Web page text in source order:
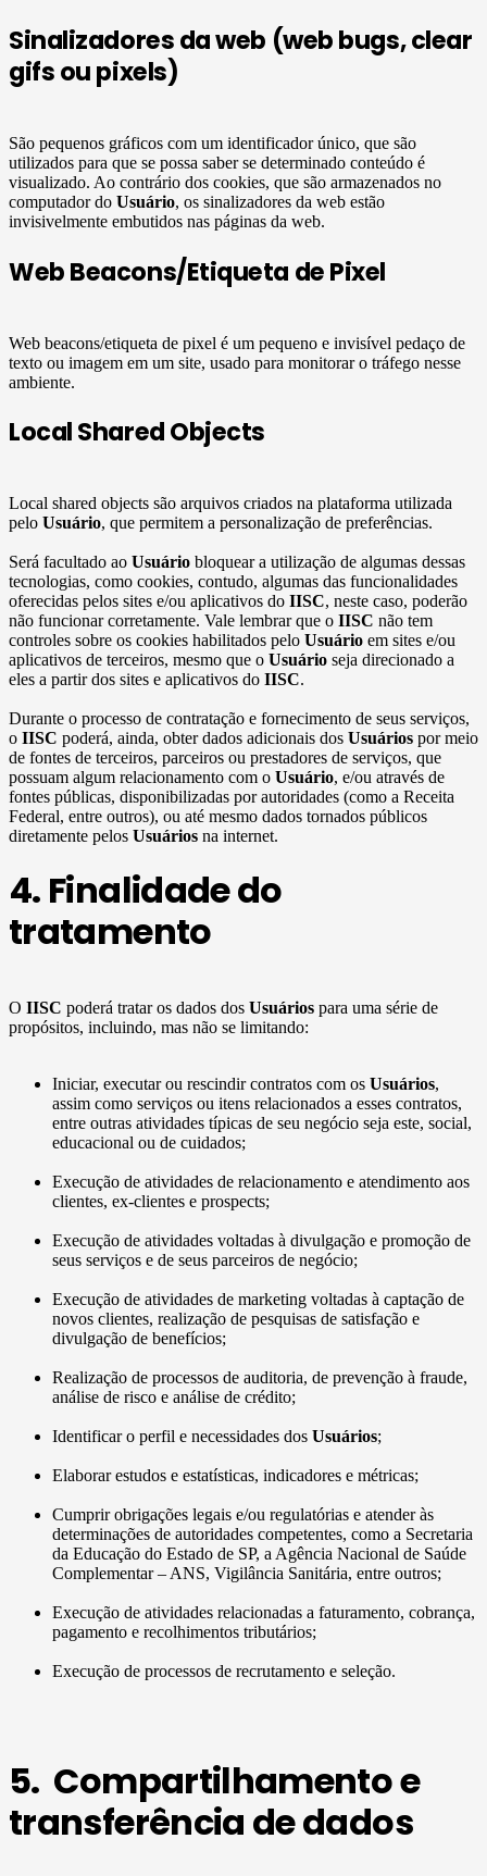
Sinalizadores da web (web bugs, clear
gifs ou pixels)
São pequenos gráficos com um identificador único, que são
utilizados para que se possa saber se determinado conteúdo é
visualizado. Ao contrário dos cookies, que são armazenados no
computador do Usuário, os sinalizadores da web estão
invisivelmente embutidos nas páginas da web.
Web Beacons/Etiqueta de Pixel
Web beacons/etiqueta de pixel é um pequeno e invisível pedaço de
texto ou imagem em um site, usado para monitorar o tráfego nesse
ambiente.
Local Shared Objects
Local shared objects são arquivos criados na plataforma utilizada
pelo Usuário, que permitem a personalização de preferências.
Será facultado ao Usuário bloquear a utilização de algumas dessas
tecnologias, como cookies, contudo, algumas das funcionalidades
oferecidas pelos sites e/ou aplicativos do IISC, neste caso, poderão
não funcionar corretamente. Vale lembrar que o IISC não tem
controles sobre os cookies habilitados pelo Usuário em sites e/ou
aplicativos de terceiros, mesmo que o Usuário seja direcionado a
eles a partir dos sites e aplicativos do IISC.
Durante o processo de contratação e fornecimento de seus serviços,
o IISC poderá, ainda, obter dados adicionais dos Usuários por meio
de fontes de terceiros, parceiros ou prestadores de serviços, que
possuam algum relacionamento com o Usuário, e/ou através de
fontes públicas, disponibilizadas por autoridades (como a Receita
Federal, entre outros), ou até mesmo dados tornados públicos
diretamente pelos Usuários na internet.
4. Finalidade do
tratamento
O IISC poderá tratar os dados dos Usuários para uma série de
propósitos, incluindo, mas não se limitando:
Iniciar, executar ou rescindir contratos com os Usuários,
assim como serviços ou itens relacionados a esses contratos,
entre outras atividades típicas de seu negócio seja este, social,
educacional ou de cuidados;
Execução de atividades de relacionamento e atendimento aos
clientes, ex-clientes e prospects;
Execução de atividades voltadas à divulgação e promoção de
seus serviços e de seus parceiros de negócio;
Execução de atividades de marketing voltadas à captação de
novos clientes, realização de pesquisas de satisfação e
divulgação de benefícios;
Realização de processos de auditoria, de prevenção à fraude,
análise de risco e análise de crédito;
Identificar o perfil e necessidades dos Usuários;
Elaborar estudos e estatísticas, indicadores e métricas;
Cumprir obrigações legais e/ou regulatórias e atender às
determinações de autoridades competentes, como a Secretaria
da Educação do Estado de SP, a Agência Nacional de Saúde
Complementar – ANS, Vigilância Sanitária, entre outros;
Execução de atividades relacionadas a faturamento, cobrança,
pagamento e recolhimentos tributários;
Execução de processos de recrutamento e seleção.
5. Compartilhamento e
transferência de dados